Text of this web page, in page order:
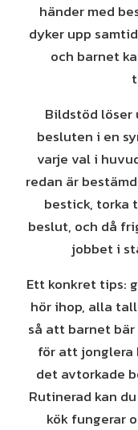
händer med
dyker upp
och barnet
Bildstöd löser
besluten i en
varje val i
redan är
bestick, torka
beslut, och då
jobbet i
Ett konkret tips:
hör ihop, alla
så att barnet
för att jonglera
det avtorkade
Rutinerad kan
kök fungerar